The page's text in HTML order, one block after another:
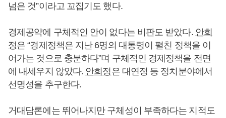
넘은 것”이라고 꼬집기도 했다.
경제공약에 구체적인 안이 없다는 비판도 받았다. 안희
정은 “경제정책은 지난 6명의 대통령이 펼친 정책을 이
어가는 것으로 충분하다”며 구체적인 경제정책을 전면
에 내세우지 않았다. 안희정은 대연정 등 정치분야에서
선명성을 추구한다.
거대담론에는 뛰어나지만 구체성이 부족하다는 지적도